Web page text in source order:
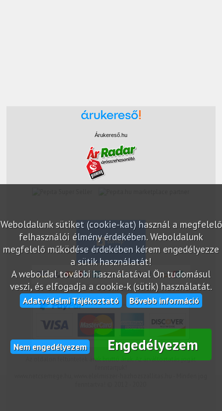
Weboldalunk sütiket (cookie-kat) használ a megfelelő
felhasználói élmény érdekében. Weboldalunk
megfelelő működése érdekében kérem engedélyezze
a sütik használatát!
A weboldal további használatával Ön tudomásul
veszi, és elfogadja a cookie-k (sütik) használatát.
Adatvédelmi Tájékoztató Bővebb információ
Nem engedélyezem Engedélyezem
Árukereső.hu
Az oldalon feltüntetek árak bruttó árak. Az árváltoztatás jogát